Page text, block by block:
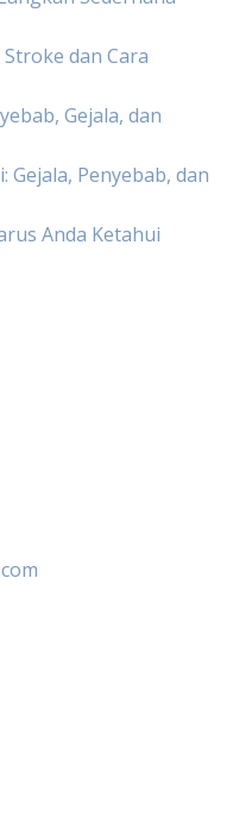
dan Cara
Gejala, dan
Penyebab, dan
Anda Ketahui